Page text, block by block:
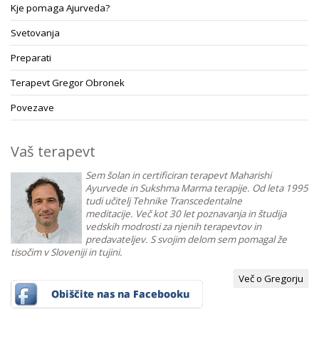
Kje pomaga Ajurveda?
Svetovanja
Preparati
Terapevt Gregor Obronek
Povezave
Vaš terapevt
Sem šolan in certificiran terapevt Maharishi
Ayurvede in Sukshma Marma terapije. Od leta 1995
tudi učitelj Tehnike Transcedentalne
meditacije. Več kot 30 let poznavanja in študija
vedskih modrosti za njenih terapevtov in
predavateljev. S svojim delom sem pomagal že
tisočim v Sloveniji in tujini.
Več o Gregorju